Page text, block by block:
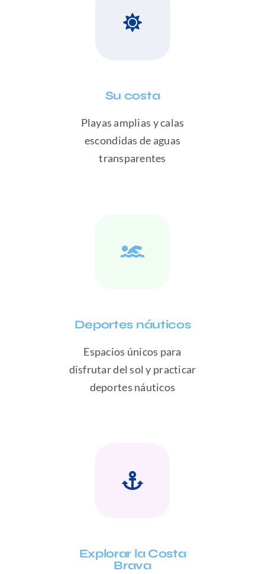
Su costa
Playas amplias y calas
escondidas de aguas
transparentes
Deportes náuticos
Espacios únicos para
disfrutar del sol y practicar
deportes náuticos
Explorar la Costa
Brava